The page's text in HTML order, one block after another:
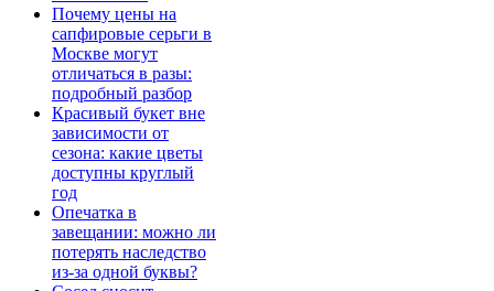
Почему цены на
сапфировые серьги в
Москве могут
отличаться в разы:
подробный разбор
Красивый букет вне
зависимости от
сезона: какие цветы
доступны круглый
год
Опечатка в
завещании: можно ли
потерять наследство
из-за одной буквы?